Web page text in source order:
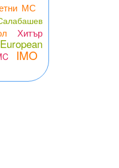
МС
Хитър
European
IMO